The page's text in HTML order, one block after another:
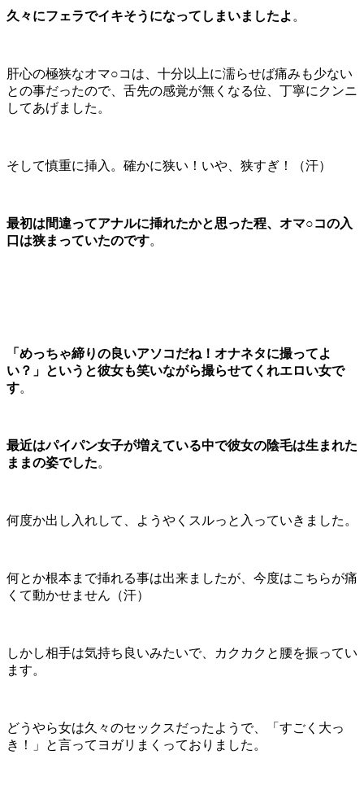
久々にフェラでイキそうになってしまいましたよ 。
肝心の極狭なオマ○コは、十分以上に濡らせば痛みも少ない
との事だったので、舌先の感覚が無くなる位、丁寧にクンニ
してあげました。
そして慎重に挿入。確かに狭い！いや、狭すぎ！（汗）
最初は間違ってアナルに挿れたかと思った程、オマ○コの入
口は狭まっていたのです。
「めっちゃ締りの良いアソコだね！オナネタに撮ってよ
い？」というと彼女も笑いながら撮らせてくれエロい女で
す。
最近はパイパン女子が増えている中で彼女の陰毛は生まれた
ままの姿でした。
何度か出し入れして、ようやくスルっと入っていきました。
何とか根本まで挿れる事は出来ましたが、今度はこちらが痛
くて動かせません（汗）
しかし相手は気持ち良いみたいで、カクカクと腰を振ってい
ます。
どうやら女は久々のセックスだったようで、「すごく大っ
き！」と言ってヨガリまくっておりました。